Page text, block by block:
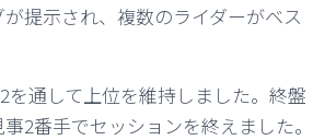
提示され、複数のライダーがベス
通して上位を維持しました。終盤
2番手でセッションを終えました。